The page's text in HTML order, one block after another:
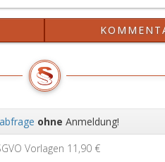
ohne Anmeldung!
Vorlagen 11,90 €